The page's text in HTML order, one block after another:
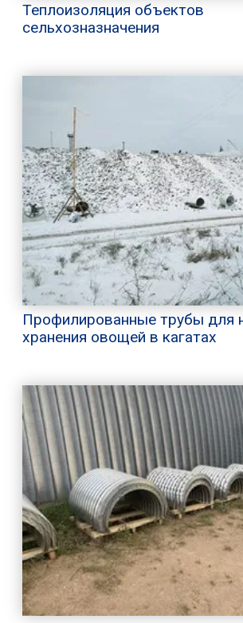
Теплоизоляция объектов
сельхозназначения
Профилированные трубы для
хранения овощей в кагатах